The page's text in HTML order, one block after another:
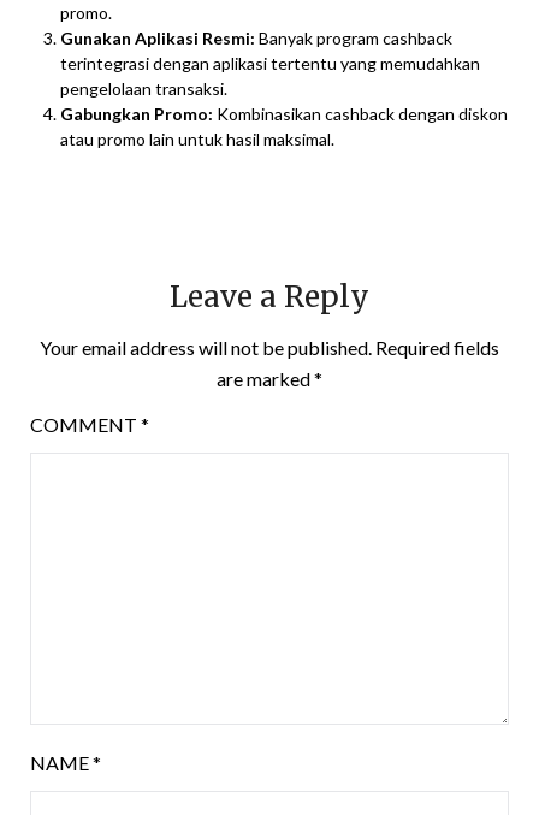
promo.
Gunakan Aplikasi Resmi: Banyak program cashback
terintegrasi dengan aplikasi tertentu yang memudahkan
pengelolaan transaksi.
Gabungkan Promo: Kombinasikan cashback dengan diskon
atau promo lain untuk hasil maksimal.
Leave a Reply
Your email address will not be published. Required fields
are marked*
COMMENT *
NAME*